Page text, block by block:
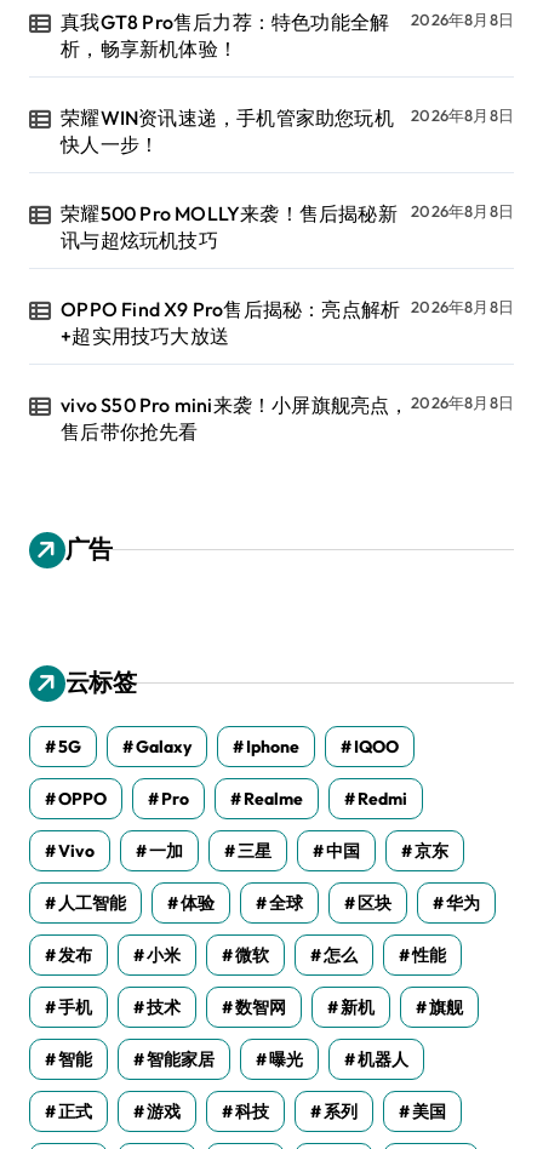
真我GT8 Pro售后力荐：特色功能全解
析，畅享新机体验！
2026年8月8日
荣耀WIN资讯速递，手机管家助您玩机
快人一步！
2026年8月8日
荣耀500 Pro MOLLY来袭！售后揭秘新
讯与超炫玩机技巧
2026年8月8日
OPPO Find X9 Pro售后揭秘：亮点解析
+超实用技巧大放送
2026年8月8日
vivo S50 Pro mini来袭！小屏旗舰亮点，
售后带你抢先看
2026年8月8日
广告
云标签
5G Galaxy Iphone IQOO
OPPO Pro Realme Redmi
Vivo 一加 三星 中国 京东
人工智能 体验 全球 区块 华为
发布 小米 微软 怎么 性能
手机 技术 数智网 新机 旗舰
智能 智能家居 曝光 机器人
正式 游戏 科技 系列 美国